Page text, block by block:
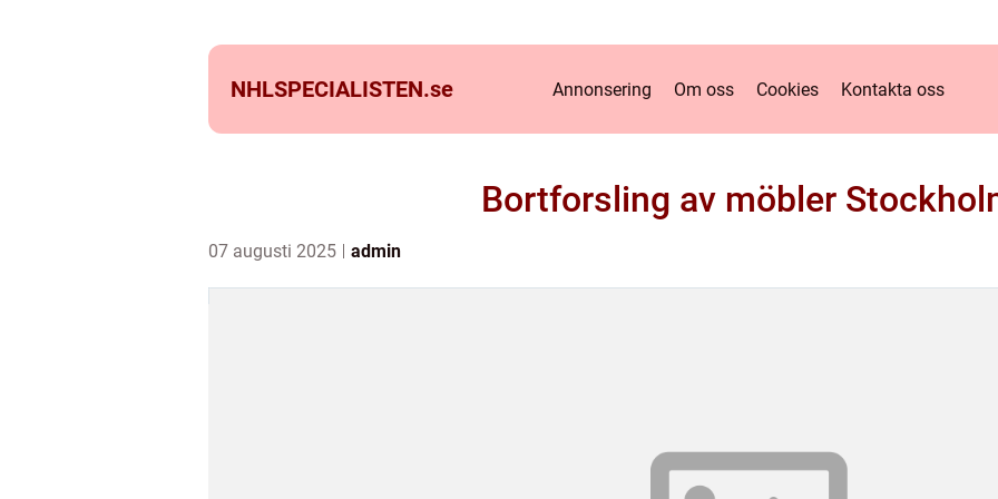
NHLSPECIALISTEN.se Annonsering Om oss Cookies Kontakta oss
Bortforsling av möbler
07 augusti 2025 admin